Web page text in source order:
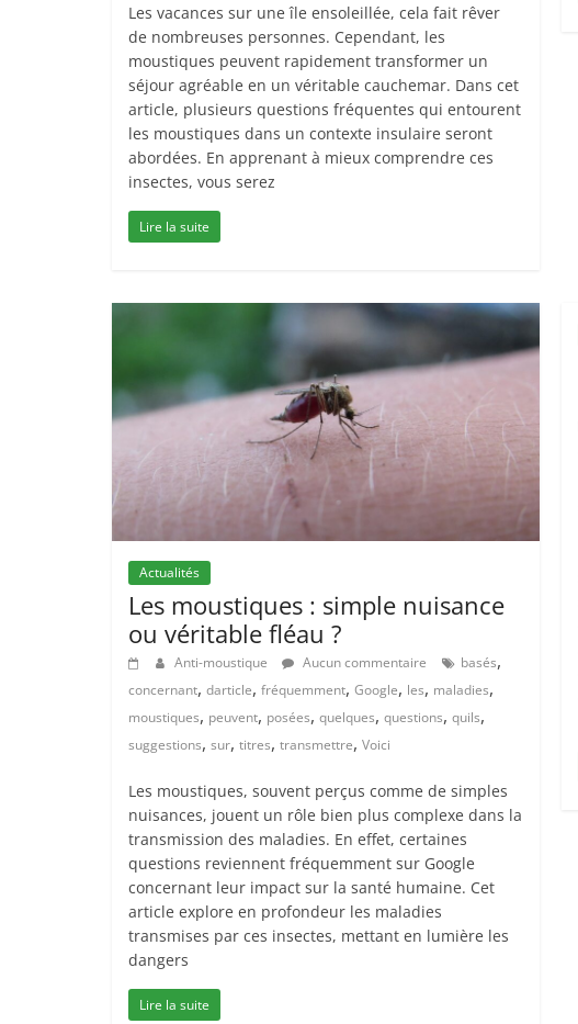
Les vacances sur une île ensoleillée, cela fait rêver
de nombreuses personnes. Cependant, les
moustiques peuvent rapidement transformer un
séjour agréable en un véritable cauchemar. Dans cet
article, plusieurs questions fréquentes qui entourent
les moustiques dans un contexte insulaire seront
abordées. En apprenant à mieux comprendre ces
insectes, vous serez
Lire la suite
Actualités
Les moustiques : simple nuisance
ou véritable fléau ?
Anti-moustique Aucun commentaire basés,
concernant, darticle, fréquemment, Google, les, maladies,
moustiques, peuvent, posées, quelques, questions, quils,
suggestions, sur, titres, transmettre, Voici
Les moustiques, souvent perçus comme de simples
nuisances, jouent un rôle bien plus complexe dans la
transmission des maladies. En effet, certaines
questions reviennent fréquemment sur Google
concernant leur impact sur la santé humaine. Cet
article explore en profondeur les maladies
transmises par ces insectes, mettant en lumière les
dangers
Lire la suite